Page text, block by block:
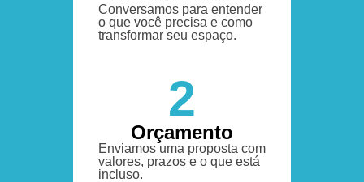
Conversamos para entender
o que você precisa e como
transformar seu espaço.
2
Orçamento
Enviamos uma proposta com
valores, prazos e o que está
incluso.